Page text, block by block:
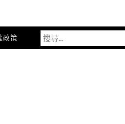
政策
搜
尋